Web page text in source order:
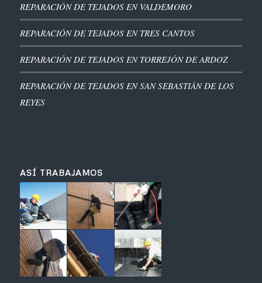
REPARACIÓN DE TEJADOS EN VALDEMORO
REPARACIÓN DE TEJADOS EN TRES CANTOS
REPARACIÓN DE TEJADOS EN TORREJÓN DE ARDOZ
REPARACIÓN DE TEJADOS EN SAN SEBASTIÁN DE LOS
REYES
ASÍ TRABAJAMOS